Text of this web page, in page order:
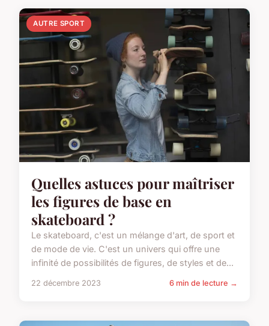
AUTRE SPORT
Quelles astuces pour maîtriser
les figures de base en
skateboard ?
Le skateboard, c'est un mélange d'art, de sport et
de mode de vie. C'est un univers qui offre une
infinité de possibilités de figures, de styles et de...
22 décembre 2023 6 min de lecture →